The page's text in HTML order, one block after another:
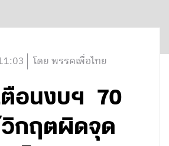
โดย พรรคเพื่อไทย
ตือนงบฯ 70
กฤตผิดจุด